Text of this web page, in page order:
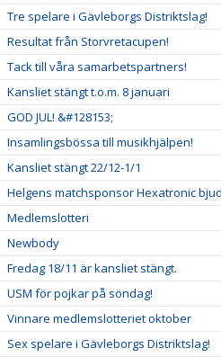
Tre spelare i Gävleborgs Distriktslag!
Resultat från Storvretacupen!
Tack till våra samarbetspartners!
Kansliet stängt t.o.m. 8 januari
GOD JUL! &#128153;
Insamlingsbössa till musikhjälpen!
Kansliet stängt 22/12-1/1
Helgens matchsponsor Hexatronic
Medlemslotteri
Newbody
Fredag 18/11 är kansliet stängt.
USM för pojkar på söndag!
Vinnare medlemslotteriet oktober
Sex spelare i Gävleborgs Distriktslag!